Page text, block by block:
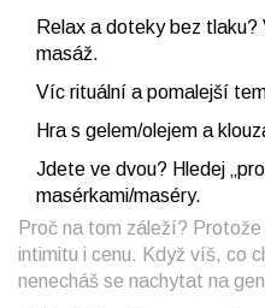
Relax a doteky bez tlaku?
masáž.
Víc rituální a pomalejší
Hra s gelem/olejem a
Jdete ve dvou? Hledej
masérkami/maséry.
Proč na tom záleží?
intimitu i cenu. Když víš, co
nenecháš se nachytat na